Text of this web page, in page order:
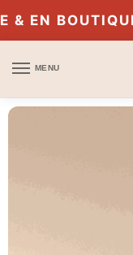
À THEUX 🔥
MENU